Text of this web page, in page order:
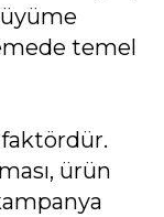
temel
faktördür.
ürün